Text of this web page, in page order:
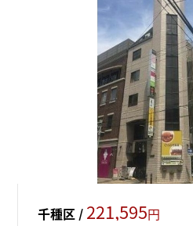
千種区 / 221,595円